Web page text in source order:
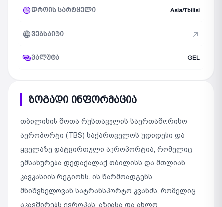
დროის სარტყელი Asia/Tbilisi
ვებსაიტი
ვალუტა GEL
ზოგადი ინფორმაცია
თბილისის შოთა რუსთაველის საერთაშორისო
აეროპორტი (TBS) საქართველოს უდიდესი და
ყველაზე დატვირთული აეროპორტია, რომელიც
ემსახურება დედაქალაქ თბილისს და მთლიან
კავკასიის რეგიონს. ის წარმოადგენს
მნიშვნელოვან სატრანსპორტო კვანძს, რომელიც
აკავშირებს ევროპას, აზიასა და ახლო